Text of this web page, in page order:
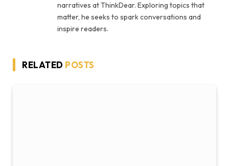
narratives at ThinkDear. Exploring topics that
matter, he seeks to spark conversations and
inspire readers.
RELATED POSTS